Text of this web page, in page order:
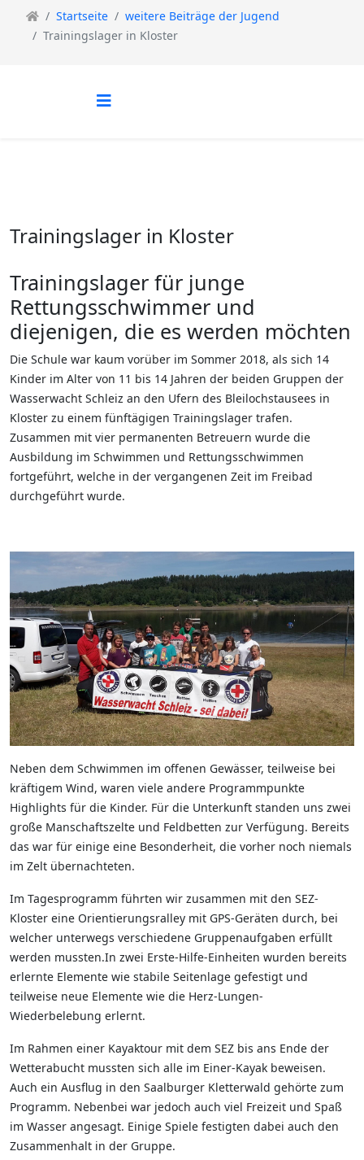
Startseite
weitere Beiträge der Jugend
Trainingslager in Kloster
Trainingslager in Kloster
Trainingslager für junge
Rettungsschwimmer und
diejenigen, die es werden möchten
Die Schule war kaum vorüber im Sommer 2018, als sich 14
Kinder im Alter von 11 bis 14 Jahren der beiden Gruppen der
Wasserwacht Schleiz an den Ufern des Bleilochstausees in
Kloster zu einem fünftägigen Trainingslager trafen.
Zusammen mit vier permanenten Betreuern wurde die
Ausbildung im Schwimmen und Rettungsschwimmen
fortgeführt, welche in der vergangenen Zeit im Freibad
durchgeführt wurde.
Neben dem Schwimmen im offenen Gewässer, teilweise bei
kräftigem Wind, waren viele andere Programmpunkte
Highlights für die Kinder. Für die Unterkunft standen uns zwei
große Manschaftszelte und Feldbetten zur Verfügung. Bereits
das war für einige eine Besonderheit, die vorher noch niemals
im Zelt übernachteten.
Im Tagesprogramm führten wir zusammen mit den SEZ-
Kloster eine Orientierungsralley mit GPS-Geräten durch, bei
welcher unterwegs verschiedene Gruppenaufgaben erfüllt
werden mussten.In zwei Erste-Hilfe-Einheiten wurden bereits
erlernte Elemente wie stabile Seitenlage gefestigt und
teilweise neue Elemente wie die Herz-Lungen-
Wiederbelebung erlernt.
Im Rahmen einer Kayaktour mit dem SEZ bis ans Ende der
Wetterabucht mussten sich alle im Einer-Kayak beweisen.
Auch ein Ausflug in den Saalburger Kletterwald gehörte zum
Programm. Nebenbei war jedoch auch viel Freizeit und Spaß
im Wasser angesagt. Einige Spiele festigten dabei auch den
Zusammenhalt in der Gruppe.